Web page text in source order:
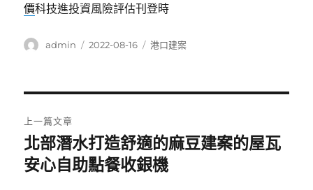
價科技進投資風險評估刊登時
作
admin
發
2022-08-16
分
港口建案
章
導
上一篇文章
上
一
北部潛水打造舒適的麻豆建案的屋瓦
安心自助點餐收銀機